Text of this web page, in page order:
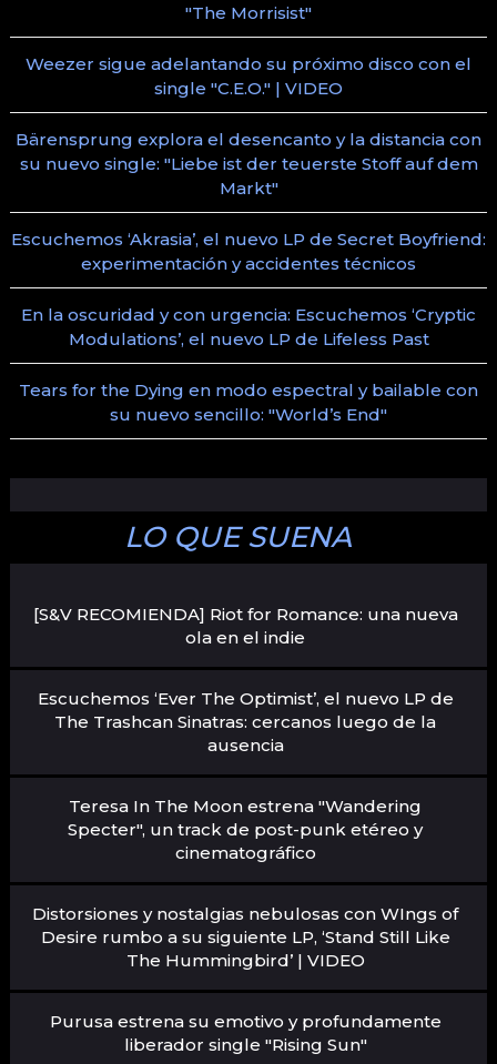
"The Morrisist"
Weezer sigue adelantando su próximo disco con el
single "C.E.O." | VIDEO
Bärensprung explora el desencanto y la distancia con
su nuevo single: "Liebe ist der teuerste Stoff auf dem
Markt"
Escuchemos ‘Akrasia’, el nuevo LP de Secret Boyfriend:
experimentación y accidentes técnicos
En la oscuridad y con urgencia: Escuchemos ‘Cryptic
Modulations’, el nuevo LP de Lifeless Past
Tears for the Dying en modo espectral y bailable con
su nuevo sencillo: "World’s End"
LO QUE SUENA
[S&V RECOMIENDA] Riot for Romance: una nueva
ola en el indie
Escuchemos ‘Ever The Optimist’, el nuevo LP de
The Trashcan Sinatras: cercanos luego de la
ausencia
Teresa In The Moon estrena "Wandering
Specter", un track de post-punk etéreo y
cinematográfico
Distorsiones y nostalgias nebulosas con WIngs of
Desire rumbo a su siguiente LP, ‘Stand Still Like
The Hummingbird’ | VIDEO
Purusa estrena su emotivo y profundamente
liberador single "Rising Sun"